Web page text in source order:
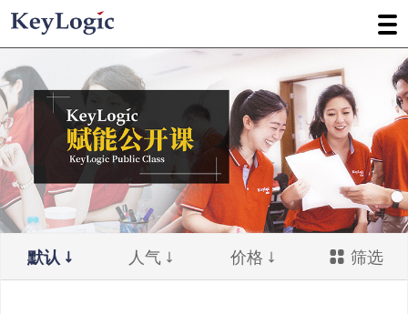
默认 人气 价格 筛选